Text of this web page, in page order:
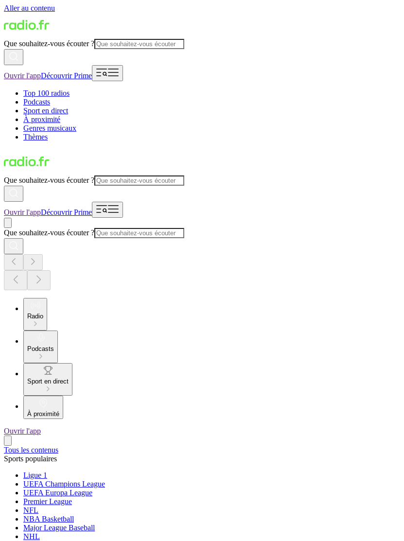
Aller au contenu
Que souhaitez-vous écouter ?
Ouvrir l'appDécouvrir Prime
Top 100 radios
Podcasts
Sport en direct
À proximité
Genres musicaux
Thèmes
Que souhaitez-vous écouter ?
Ouvrir l'appDécouvrir Prime
Que souhaitez-vous écouter ?
Radio
Podcasts
Sport en direct
À proximité
Ouvrir l'app
Tous les contenus
Sports populaires
Ligue 1
UEFA Champions League
UEFA Europa League
Premier League
NFL
NBA Basketball
Major League Baseball
NHL